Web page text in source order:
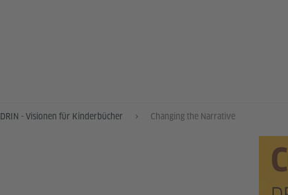
DRIN - Visionen für Kinderbücher Changing the Narrative